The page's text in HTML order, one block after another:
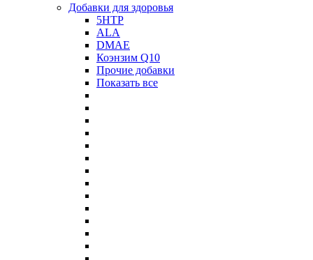
Добавки для здоровья
5HTP
ALA
DMAE
Коэнзим Q10
Прочие добавки
Показать все